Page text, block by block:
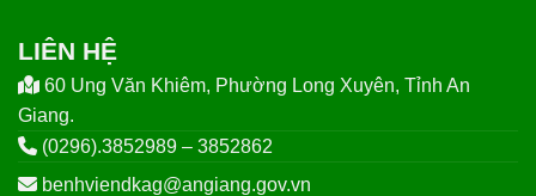
LIÊN HỆ
60 Ung Văn Khiêm, Phường Long Xuyên, Tỉnh An
Giang.
(0296).3852989 – 3852862
benhviendkag@angiang.gov.vn